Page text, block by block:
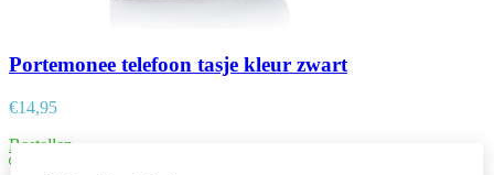
Portemonee telefoon tasje kleur zwart
€14,95
Bestellen